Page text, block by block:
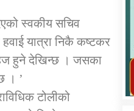
तथा
जुम्लाको सूचना
स्वकीय सचिव
यात्रा निकै कष्टकर
हुने देखिन्छ । जसका
। ’
टोलीको